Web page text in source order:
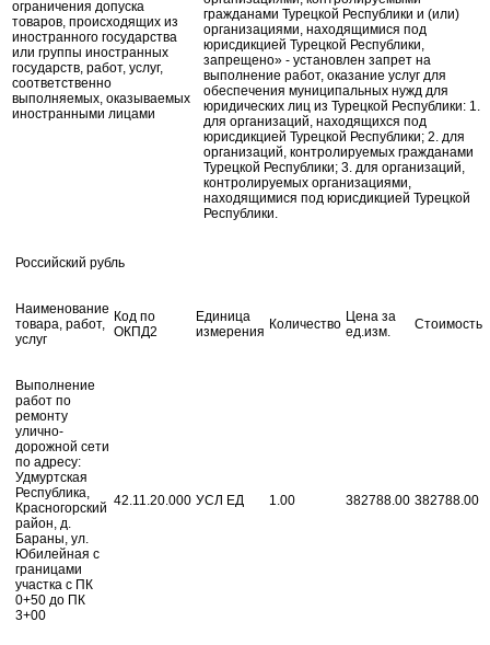
ограничения допуска
товаров, происходящих из
иностранного государства
или группы иностранных
государств, работ, услуг,
соответственно
выполняемых, оказываемых
иностранными лицами
гражданами Турецкой Республики и (или)
организациями, находящимися под
юрисдикцией Турецкой Республики,
запрещено» - установлен запрет на
выполнение работ, оказание услуг для
обеспечения муниципальных нужд для
юридических лиц из Турецкой Республики: 1.
для организаций, находящихся под
юрисдикцией Турецкой Республики; 2. для
организаций, контролируемых гражданами
Турецкой Республики; 3. для организаций,
контролируемых организациями,
находящимися под юрисдикцией Турецкой
Республики.
Российский рубль
Наименование
товара, работ,
услуг
Код по
ОКПД2
Единица
измерения Количество Цена за
ед.изм.
Стоимость
Выполнение
работ по
ремонту
улично-
дорожной сети
по адресу:
Удмуртская
Республика,
Красногорский
район, д.
Бараны, ул.
Юбилейная с
границами
участка с ПК
0+50 до ПК
3+00
42.11.20.000 УСЛ ЕД 1.00 382788.00 382788.00